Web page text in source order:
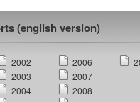
(english version)
2002
2003
2004
2006
2007
2008